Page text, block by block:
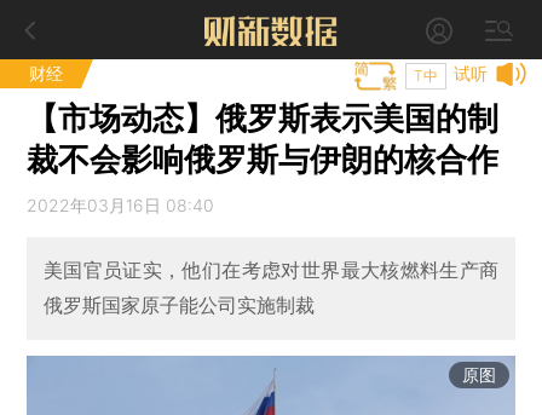
财经 试听
T中
【市场动态】俄罗斯表示美国的制
裁不会影响俄罗斯与伊朗的核合作
2022年03月16日 08:40
美国官员证实，他们在考虑对世界最大核燃料生产商
俄罗斯国家原子能公司实施制裁
原图